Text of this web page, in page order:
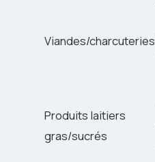
Viandes/charcuteries
Produits laitiers
gras/sucrés